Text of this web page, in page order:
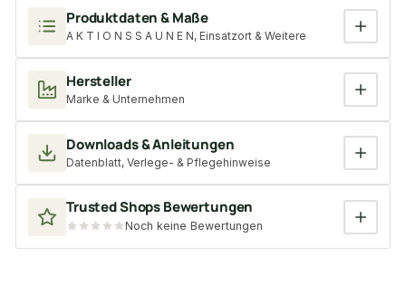
Produktdaten & Maße
A K T I O N S S A U N E N, Einsatzort & Weitere
Hersteller
Marke & Unternehmen
Downloads & Anleitungen
Datenblatt, Verlege- & Pflegehinweise
Trusted Shops Bewertungen
Noch keine Bewertungen